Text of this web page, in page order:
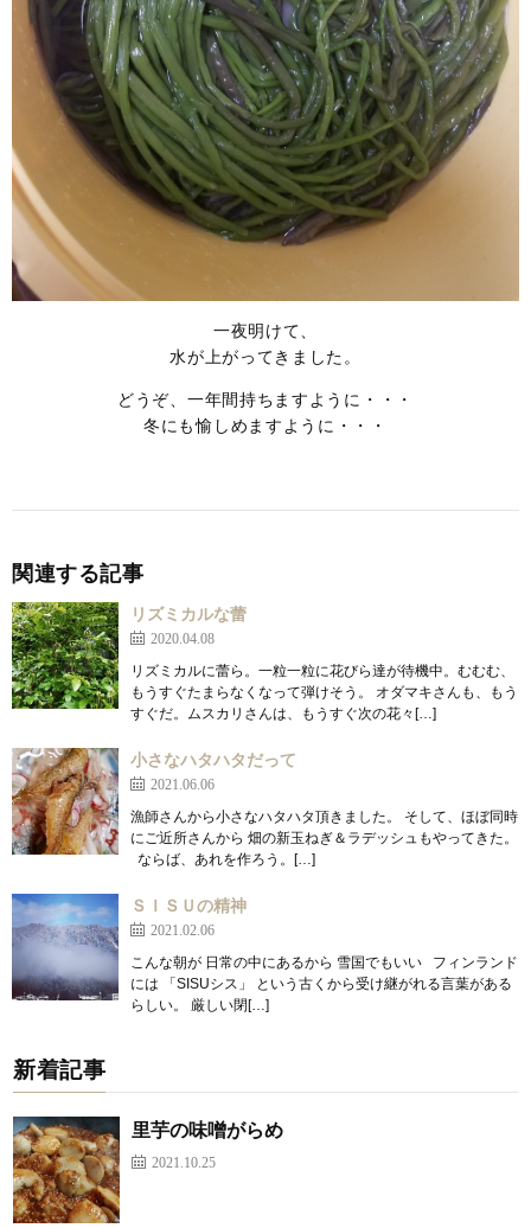
一夜明けて、
水が上がってきました。
どうぞ、一年間持ちますように・・・
冬にも愉しめますように・・・
関連する記事
リズミカルな蕾
2020.04.08
リズミカルに蕾ら。一粒一粒に花びら達が待機中。むむむ、
もうすぐたまらなくなって弾けそう。 オダマキさんも、もう
すぐだ。ムスカリさんは、もうすぐ次の花々[…]
小さなハタハタだって
2021.06.06
漁師さんから小さなハタハタ頂きました。 そして、ほぼ同時
にご近所さんから 畑の新玉ねぎ＆ラデッシュもやってきた。
ならば、あれを作ろう。[…]
ＳＩＳＵの精神
2021.02.06
こんな朝が 日常の中にあるから 雪国でもいい フィンランド
には 「SISUシス」 という古くから受け継がれる言葉がある
らしい。 厳しい閉[…]
新着記事
里芋の味噌がらめ
2021.10.25